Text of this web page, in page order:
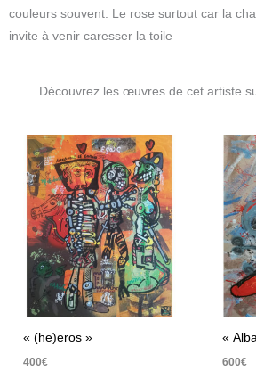
couleurs souvent. Le rose surtout car la
invite à venir caresser la toile
Découvrez les œuvres de cet artiste
« (he)eros »
400€
«
600€